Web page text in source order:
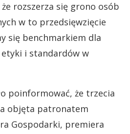
że rozszerza się grono osób
w to przedsięwzięcie
się benchmarkiem dla
i standardów w
poinformować, że trzecia
objęta patronatem
Gospodarki, premiera